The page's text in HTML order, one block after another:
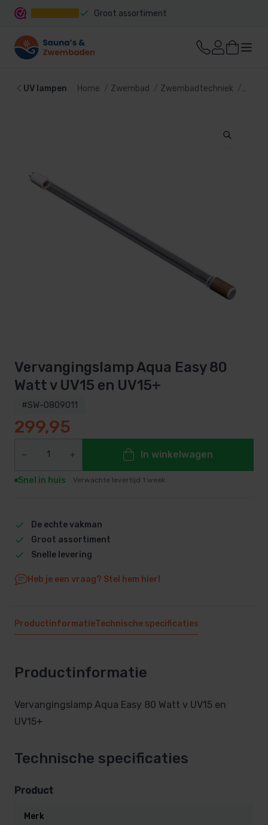
Groot assortiment
UV lampen Home Zwembad Zwembadtechniek UV
Vervangingslamp Aqua Easy 80
Watt v UV15 en UV15+
#SW-0809011
299,95
In winkelwagen
Snel in huis Verwachte levertijd 1 week
De echte vakman
Groot assortiment
Snelle levering
Heb je een vraag? Stel hem hier!
ProductinformatieTechnische specificaties
Productinformatie
Vervangingslamp Aqua Easy 80 Watt v UV15 en
UV15+
Technische specificaties
Product
Merk